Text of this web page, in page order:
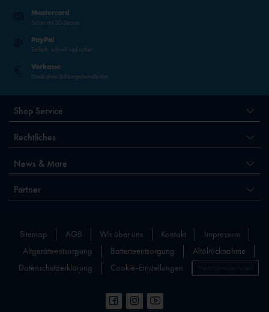
Mastercard
Sicher mit 3D-Secure
PayPal
Einfach, schnell und sicher
Vorkasse
Direkt ohne Zahlungsdienstleister
Shop Service
Rechtliches
News & More
Partner
Sitemap AGB Wir über uns Kontakt
Impressum
Altgeräteentsorgung
Batterieentsorgung
Altölrücknahme
Datenschutzerklärung
Cookie-Einstellungen